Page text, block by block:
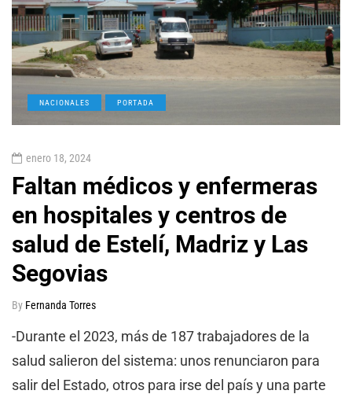
NACIONALES PORTADA
enero 18, 2024
Faltan médicos y enfermeras
en hospitales y centros de
salud de Estelí, Madriz y Las
Segovias
By Fernanda Torres
-Durante el 2023, más de 187 trabajadores de la
salud salieron del sistema: unos renunciaron para
salir del Estado, otros para irse del país y una parte